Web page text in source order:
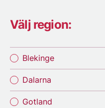
Välj region:
Blekinge
Dalarna
Gotland